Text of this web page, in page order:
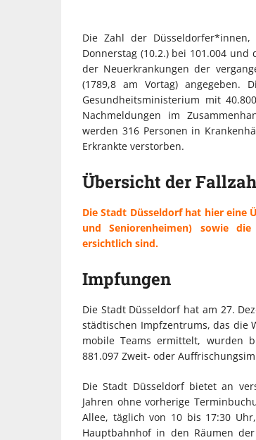
Die Zahl der
Donnerstag (10.2.) bei 101.004
der Neuerkrankungen der
(1789,8 am Vortag) angegeben.
Gesundheitsministerium mit
Nachmeldungen im
werden 316 Personen in
Erkrankte verstorben.
Übersicht der
Die Stadt Düsseldorf hat hier eine
und Seniorenheimen) sowie
ersichtlich sind.
Impfungen
Die Stadt Düsseldorf hat am 27.
städtischen Impfzentrums, das die
mobile Teams ermittelt, wurden
881.097 Zweit- oder
Die Stadt Düsseldorf bietet an
Jahren ohne vorherige
Allee, täglich von 10 bis 17:30
Hauptbahnhof in den Räumen